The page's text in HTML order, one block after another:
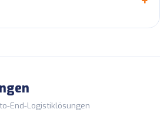
End-Logistiklösungen